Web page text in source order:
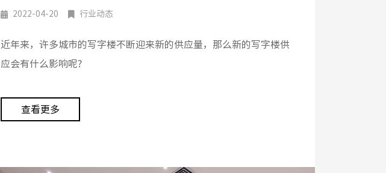
2022-04-20 行业动态
近年来，许多城市的写字楼不断迎来新的供应量，那么新的写字楼供
应会有什么影响呢?
查看更多